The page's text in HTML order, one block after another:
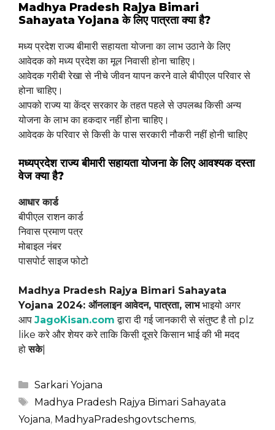
Madhya Pradesh Rajya Bimari
Sahayata Yojana के लिए पात्रता क्या है?
मध्य प्रदेश राज्य बीमारी सहायता योजना का लाभ उठाने के लिए
आवेदक को मध्य प्रदेश का मूल निवासी होना चाहिए।
आवेदक गरीबी रेखा से नीचे जीवन यापन करने वाले बीपीएल परिवार से
होना चाहिए।
आपको राज्य या केंद्र सरकार के तहत पहले से उपलब्ध किसी अन्य
योजना के लाभ का हकदार नहीं होना चाहिए।
आवेदक के परिवार से किसी के पास सरकारी नौकरी नहीं होनी चाहिए
मध्यप्रदेश राज्य बीमारी सहायता योजना के लिए आवश्यक दस्ता
वेज क्या है?
आधार कार्ड
बीपीएल राशन कार्ड
निवास प्रमाण पत्र
मोबाइल नंबर
पासपोर्ट साइज फोटो
Madhya Pradesh Rajya Bimari Sahayata
Yojana 2024: ऑनलाइन आवेदन, पात्रता, लाभभाइयो अगर
आप JagoKisan.com द्वारा दी गई जानकारी से संतुष्ट है तो plz
like करे और शेयर करे ताकि किसी दूसरे किसान भाई की भी मदद
होसके|
Categories
Sarkari Yojana
Tags
Madhya Pradesh Rajya Bimari Sahayata
Yojana, MadhyaPradeshgovtschems,